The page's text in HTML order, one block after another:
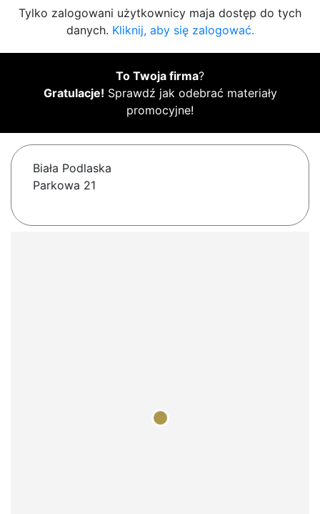
Tylko zalogowani użytkownicy maja dostęp do tych
danych. Kliknij, aby się zalogować.
To Twoja firma?
Gratulacje! Sprawdź jak odebrać materiały
promocyjne!
Biała Podlaska
Parkowa 21